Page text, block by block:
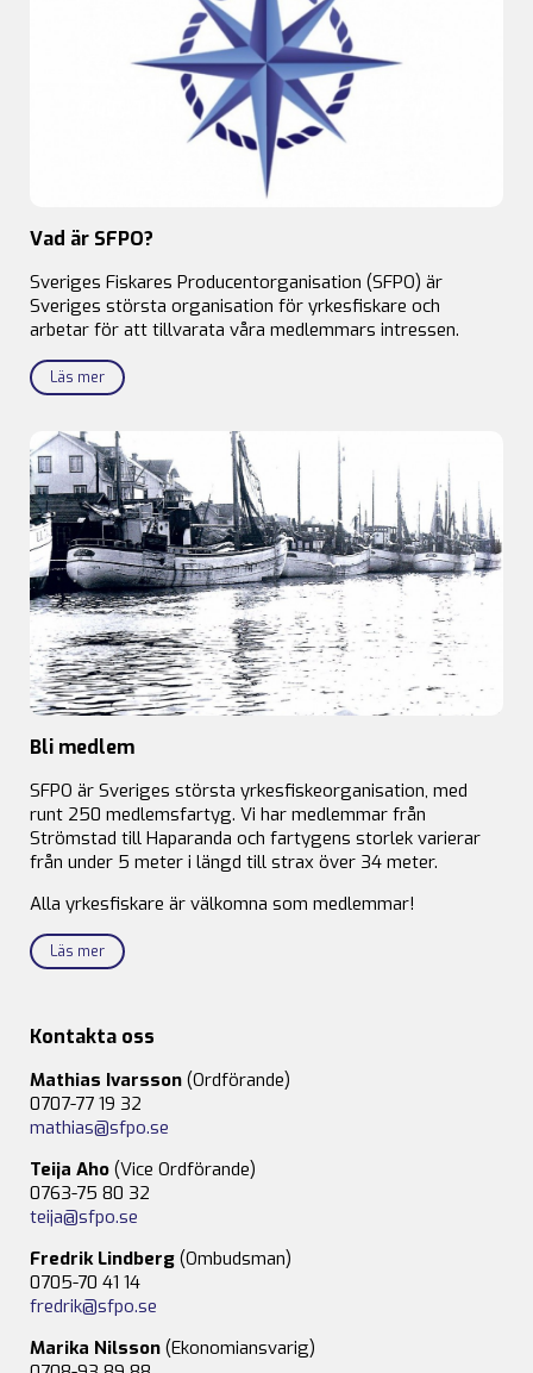
Vad är SFPO?
Sveriges Fiskares Producentorganisation (SFPO) är
Sveriges största organisation för yrkesfiskare och
arbetar för att tillvarata våra medlemmars intressen.
Läs mer
Bli medlem
SFPO är Sveriges största yrkesfiskeorganisation, med
runt 250 medlemsfartyg. Vi har medlemmar från
Strömstad till Haparanda och fartygens storlek varierar
från under 5 meter i längd till strax över 34 meter.
Alla yrkesfiskare är välkomna som medlemmar!
Läs mer
Kontakta oss
Mathias Ivarsson (Ordförande)
0707-77 19 32
mathias@sfpo.se
Teija Aho (Vice Ordförande)
0763-75 80 32
teija@sfpo.se
Fredrik Lindberg (Ombudsman)
0705-70 41 14
fredrik@sfpo.se
Marika Nilsson (Ekonomiansvarig)